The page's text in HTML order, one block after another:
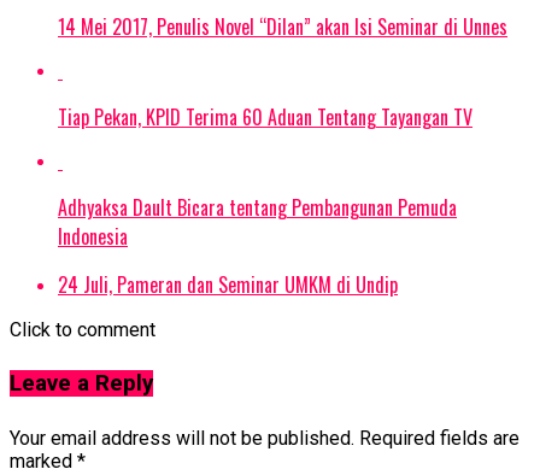
14 Mei 2017, Penulis Novel “Dilan” akan Isi Seminar di Unnes
Tiap Pekan, KPID Terima 60 Aduan Tentang Tayangan TV
Adhyaksa Dault Bicara tentang Pembangunan Pemuda
Indonesia
24 Juli, Pameran dan Seminar UMKM di Undip
Click to comment
Leave a Reply
Your email address will not be published. Required fields are
marked *